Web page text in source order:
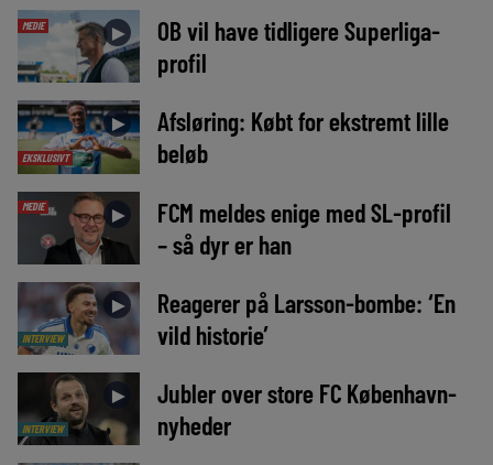
MEDIE ►
OB vil have tidligere Superliga-
profil
EKSKLUSIVT
►
Afsløring: Købt for ekstremt lille
beløb
MEDIE ►
FCM meldes enige med SL-profil
– så dyr er han
INTERVIEW
►
Reagerer på Larsson-bombe: ‘En
vild historie’
INTERVIEW
►
Jubler over store FC København-
nyheder